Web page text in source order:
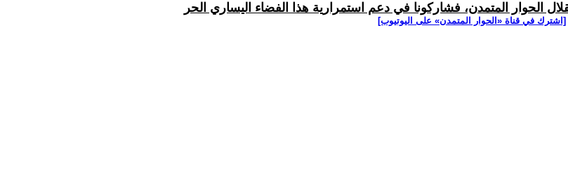
الحوار المتمدن، فشاركونا في دعم استمرارية هذا الفضاء اليساري الحر
[اشترك في قناة ‫«الحوار المتمدن» على اليوتيوب]